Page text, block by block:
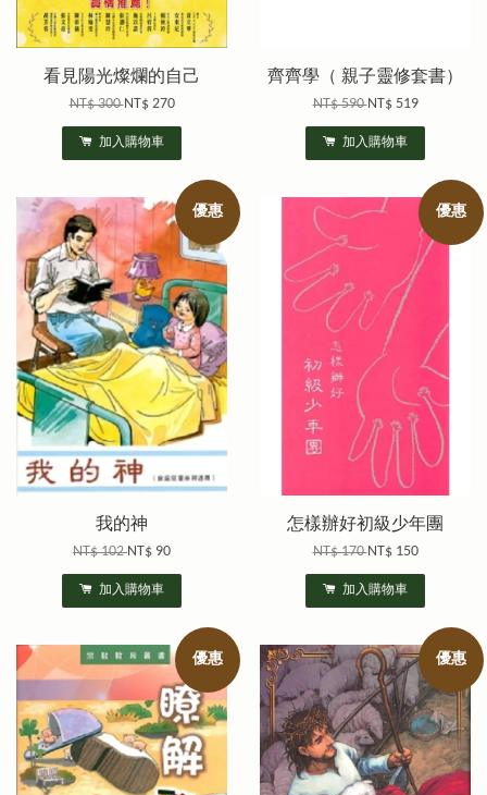
看見陽光燦爛的自己
NT$ 300NT$ 270
加入購物車
齊齊學（ 親子靈修套書）
NT$ 590NT$ 519
加入購物車
優惠
我的神
NT$ 102NT$ 90
加入購物車
優惠
怎樣辦好初級少年團
NT$ 170NT$ 150
加入購物車
優惠 優惠